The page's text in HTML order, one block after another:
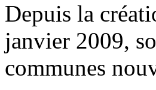
Depuis la
janvier 2009,
communes